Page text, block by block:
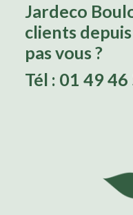
Jardeco
clients
pas vous ?
Tél : 01 49